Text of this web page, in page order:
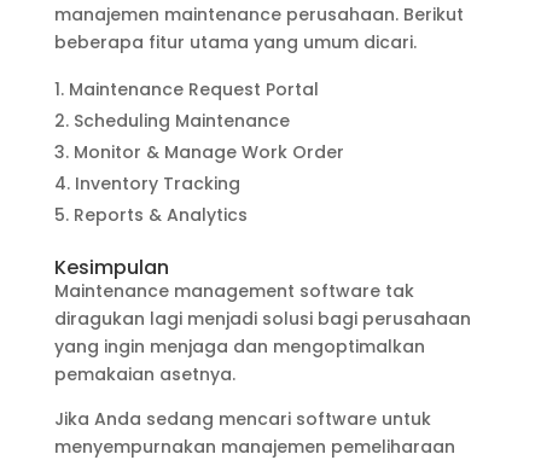
manajemen maintenance perusahaan. Berikut
beberapa fitur utama yang umum dicari.
Maintenance Request Portal
Scheduling Maintenance
Monitor & Manage Work Order
Inventory Tracking
Reports & Analytics
Kesimpulan
Maintenance management software tak
diragukan lagi menjadi solusi bagi perusahaan
yang ingin menjaga dan mengoptimalkan
pemakaian asetnya.
Jika Anda sedang mencari software untuk
menyempurnakan manajemen pemeliharaan